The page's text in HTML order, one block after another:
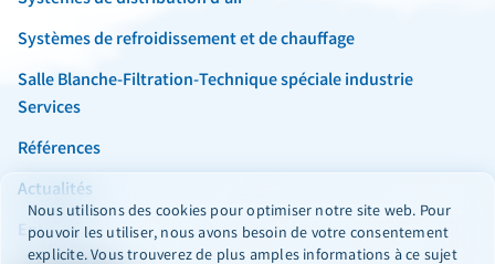
Systèmes de refroidissement et de chauffage
Salle Blanche-Filtration-Technique spéciale industrie
Services
Références
Actualités
Entreprise
Nous utilisons des cookies pour optimiser notre site web. Pour
pouvoir les utiliser, nous avons besoin de votre consentement
explicite. Vous trouverez de plus amples informations à ce sujet